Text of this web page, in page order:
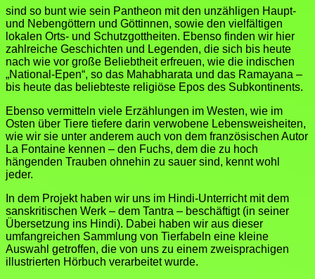
sind so bunt wie sein Pantheon mit den unzähligen Haupt-
und Nebengöttern und Göttinnen, sowie den vielfältigen
lokalen Orts- und Schutzgottheiten. Ebenso finden wir hier
zahlreiche Geschichten und Legenden, die sich bis heute
nach wie vor große Beliebtheit erfreuen, wie die indischen
„National-Epen“, so das Mahabharata und das Ramayana –
bis heute das beliebteste religiöse Epos des Subkontinents.
Ebenso vermitteln viele Erzählungen im Westen, wie im
Osten über Tiere tiefere darin verwobene Lebensweisheiten,
wie wir sie unter anderem auch von dem französischen Autor
La Fontaine kennen – den Fuchs, dem die zu hoch
hängenden Trauben ohnehin zu sauer sind, kennt wohl
jeder.
In dem Projekt haben wir uns im Hindi-Unterricht mit dem
sanskritischen Werk – dem Tantra – beschäftigt (in seiner
Übersetzung ins Hindi). Dabei haben wir aus dieser
umfangreichen Sammlung von Tierfabeln eine kleine
Auswahl getroffen, die von uns zu einem zweisprachigen
illustrierten Hörbuch verarbeitet wurde.